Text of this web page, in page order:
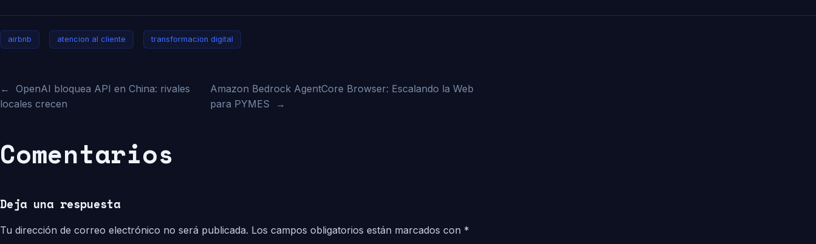
airbnb atencion al cliente transformacion digital
←
OpenAI bloquea API en China: rivales
locales crecen
Amazon Bedrock AgentCore Browser: Escalando la Web
para PYMES
→
Comentarios
Deja una respuesta
Tu dirección de correo electrónico no será publicada. Los campos obligatorios están marcados con *